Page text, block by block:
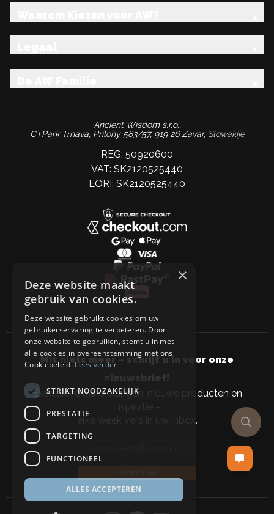
Ancient Wisdom s.r.o.,
CTPark Trnava, Prílohy 583/57, 919 26 Zavar, Slowakije
REG: 50920600
VAT: SK2120525440
EORI: SK2120525440
Mis niets meer – schrijf u in voor onze
nieuwsbrief!
Exclusieve aanbiedingen, nieuwe producten en
inspiratie –
elke week vers in uw inbox.
×
Deze website maakt
gebruik van cookies.
Deze website gebruikt cookies om uw
gebruikerservaring te verbeteren. Door
onze website te gebruiken, stemt u in met
alle cookies in overeenstemming met ons
Cookiebeleid.Lees verder
STRIKT NOODZAKELIJK
PRESTATIE
TARGETING
FUNCTIONEEL
ALLES ACCEPTEREN